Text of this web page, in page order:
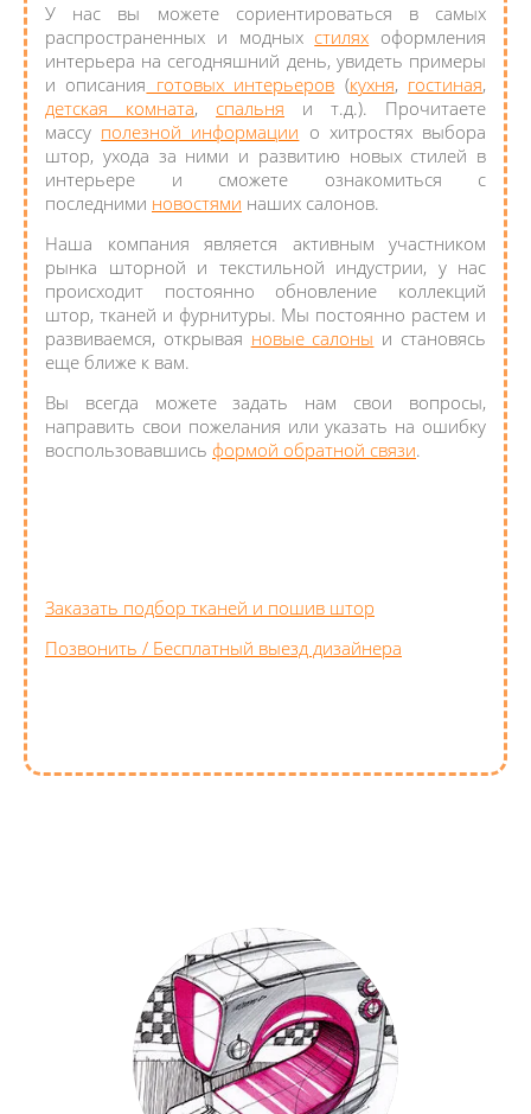
У нас вы можете сориентироваться в самых
распространенных и модных стилях оформления
интерьера на сегодняшний день, увидеть примеры
и описания готовых интерьеров (кухня, гостиная,
детская комната, спальня и т.д.). Прочитаете
массу полезной информации о хитростях выбора
штор, ухода за ними и развитию новых стилей в
интерьере и сможете ознакомиться с
последними новостями наших салонов.
Наша компания является активным участником
рынка шторной и текстильной индустрии, у нас
происходит постоянно обновление коллекций
штор, тканей и фурнитуры. Мы постоянно растем и
развиваемся, открывая новые салоны и становясь
еще ближе к вам.
Вы всегда можете задать нам свои вопросы,
направить свои пожелания или указать на ошибку
воспользовавшись формой обратной связи.
Заказать подбор тканей и пошив штор
Позвонить / Бесплатный выезд дизайнера